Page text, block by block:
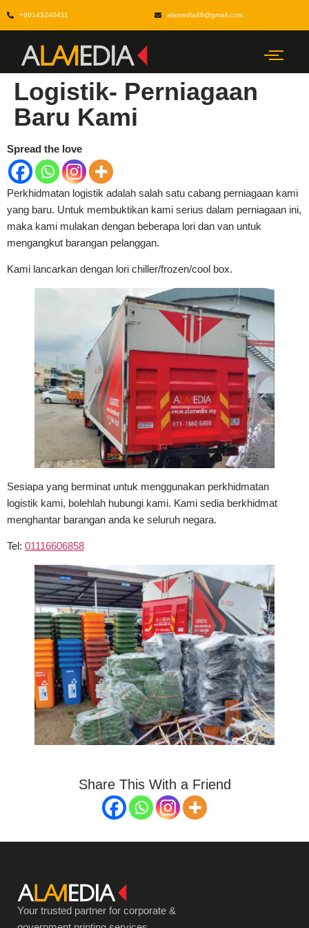
+60143240411 alamedia48@gmail.com
Logistik- Perniagaan
Baru Kami
Spread the love
Perkhidmatan logistik adalah salah satu cabang perniagaan kami
yang baru. Untuk membuktikan kami serius dalam perniagaan ini,
maka kami mulakan dengan beberapa lori dan van untuk
mengangkut barangan pelanggan.
Kami lancarkan dengan lori chiller/frozen/cool box.
Sesiapa yang berminat untuk menggunakan perkhidmatan
logistik kami, bolehlah hubungi kami. Kami sedia berkhidmat
menghantar barangan anda ke seluruh negara.
Tel: 01116606858
Share This With a Friend
Your trusted partner for corporate &